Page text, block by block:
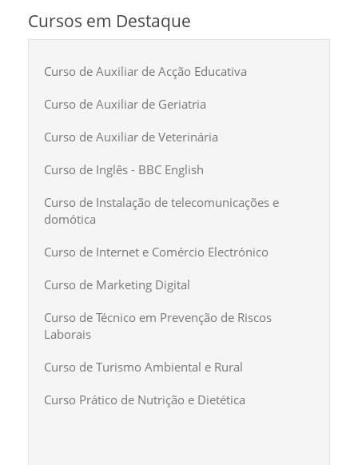
Cursos em Destaque
Curso de Auxiliar de Acção Educativa
Curso de Auxiliar de Geriatria
Curso de Auxiliar de Veterinária
Curso de Inglês - BBC English
Curso de Instalação de telecomunicações e
domótica
Curso de Internet e Comércio Electrónico
Curso de Marketing Digital
Curso de Técnico em Prevenção de Riscos
Laborais
Curso de Turismo Ambiental e Rural
Curso Prático de Nutrição e Dietética